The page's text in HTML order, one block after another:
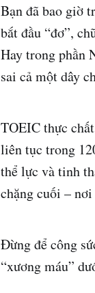
Bạn đã bao giờ
bắt đầu “đơ”,
Hay trong phần
sai cả một dây
TOEIC thực
liên tục trong
thể lực và tinh
chặng cuối –
Đừng để công
“xương máu”